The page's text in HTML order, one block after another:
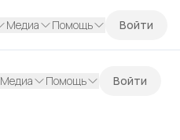
Медиа Помощь Войти
Медиа Помощь Войти